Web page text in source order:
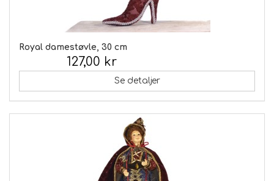
Royal damestøvle, 30 cm
127,00 kr
Se detaljer